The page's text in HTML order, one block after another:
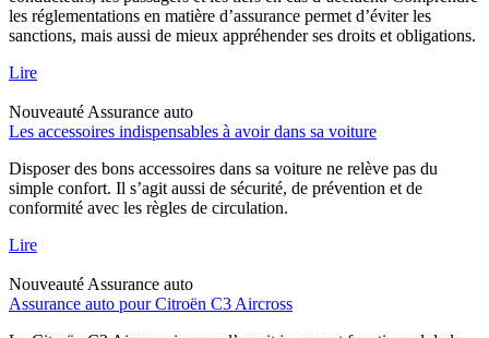
les réglementations en matière d’assurance permet d’éviter les
sanctions, mais aussi de mieux appréhender ses droits et obligations.
Lire
Nouveauté Assurance auto
Les accessoires indispensables à avoir dans sa voiture
Disposer des bons accessoires dans sa voiture ne relève pas du
simple confort. Il s’agit aussi de sécurité, de prévention et de
conformité avec les règles de circulation.
Lire
Nouveauté Assurance auto
Assurance auto pour Citroën C3 Aircross